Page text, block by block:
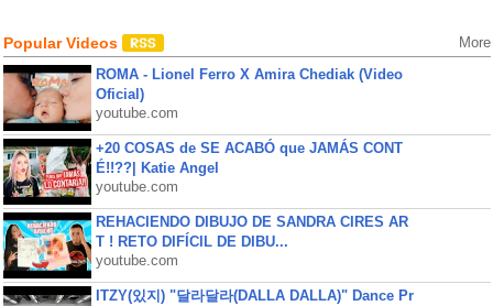
Popular Videos More
ROMA - Lionel Ferro X Amira Chediak (Video
Oficial)
youtube.com
+20 COSAS de SE ACABÓ que JAMÁS CONT
É!!??| Katie Angel
youtube.com
REHACIENDO DIBUJO DE SANDRA CIRES AR
T ! RETO DIFÍCIL DE DIBU...
youtube.com
ITZY(있지) "달라달라(DALLA DALLA)" Dance Pr